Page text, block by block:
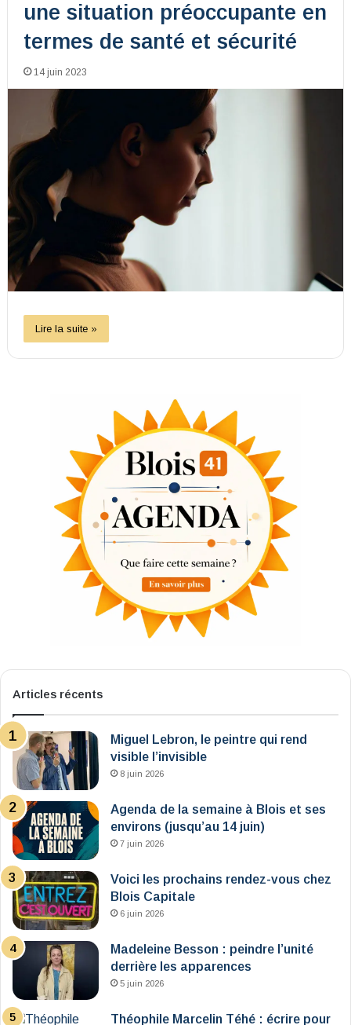
une situation préoccupante en
termes de santé et sécurité
14 juin 2023
Lire la suite »
Articles récents
Miguel Lebron, le peintre qui rend
visible l’invisible
8 juin 2026
Agenda de la semaine à Blois et ses
environs (jusqu’au 14 juin)
7 juin 2026
Voici les prochains rendez-vous chez
Blois Capitale
6 juin 2026
Madeleine Besson : peindre l’unité
derrière les apparences
5 juin 2026
Théophile Marcelin Téhé : écrire pour